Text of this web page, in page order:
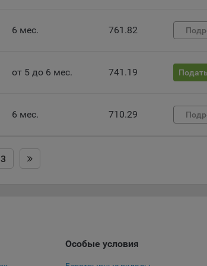
сайтов, например, для хранения предпочтений
имени пользователя или выбора языка, и для
например, для настройки контента.
Обществу «запомнить» информацию о
и других местных настройках для того, чтобы
cookie, например Яндекс.Метрика, Google
информацию о том, как пользователь
есть возможность составить представление о
сайта в целом. Общество использует
сайтах.
6 мес. 761.82
от 5 до 6 мес. 741.19
6 мес. 710.29
3
Особые условия